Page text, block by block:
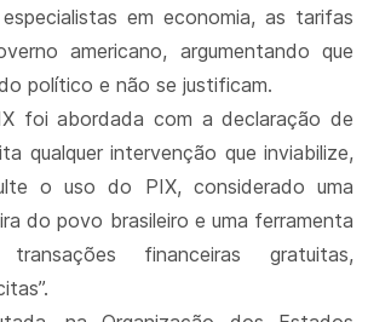
em economia, as tarifas
americano, argumentando que
político e não se justificam.
foi abordada com a declaração de
qualquer intervenção que inviabilize,
o uso do PIX, considerado uma
do povo brasileiro e uma ferramenta
financeiras gratuitas,